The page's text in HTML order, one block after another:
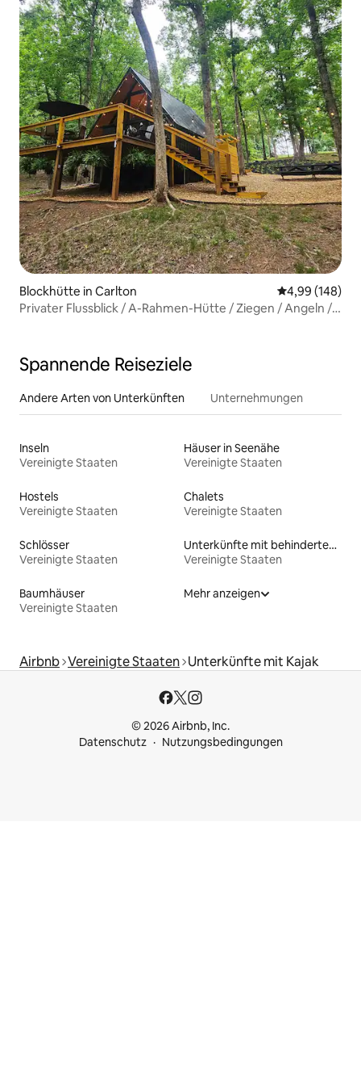
Blockhütte in Carlton
4,99 (148)
Privater Flussblick / A-Rahmen-Hütte / Ziegen / Angeln /
Spannende Reiseziele
Andere Arten von Unterkünften Unternehmungen
Inseln
Vereinigte Staaten
Häuser in Seenähe
Vereinigte Staaten
Hostels
Vereinigte Staaten
Chalets
Vereinigte Staaten
Schlösser
Vereinigte Staaten
Unterkünfte mit behindertengerechtem Bett
Vereinigte Staaten
Baumhäuser
Vereinigte Staaten
Mehr anzeigen
Airbnb Vereinigte Staaten Unterkünfte mit Kajak
© 2026 Airbnb, Inc.
Datenschutz
Nutzungsbedingungen